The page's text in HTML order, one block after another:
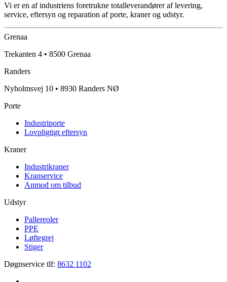
Vi er en af industriens foretrukne totalleverandører af levering,
service, eftersyn og reparation af porte, kraner og udstyr.
Grenaa
Trekanten 4 • 8500 Grenaa
Randers
Nyholmsvej 10 • 8930 Randers NØ
Porte
Industriporte
Lovpligtigt eftersyn
Kraner
Industrikraner
Kranservice
Anmod om tilbud
Udstyr
Pallereoler
PPE
Løftegrej
Stiger
Døgnservice tlf: 8632 1102